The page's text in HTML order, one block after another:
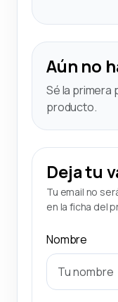
Aún no
Sé la primera
producto.
Deja tu
Tu email no
en la ficha del
Nombre